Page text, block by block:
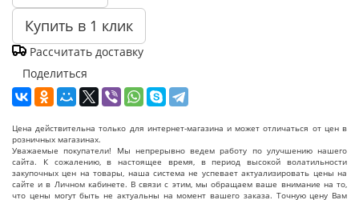
Купить в 1 клик
Рассчитать доставку
Поделиться
Цена действительна только для интернет-магазина и может отличаться от цен в
розничных магазинах.
Уважаемые покупатели! Мы непрерывно ведем работу по улучшению нашего
сайта. К сожалению, в настоящее время, в период высокой волатильности
закупочных цен на товары, наша система не успевает актуализировать цены на
сайте и в Личном кабинете. В связи с этим, мы обращаем ваше внимание на то,
что цены могут быть не актуальны на момент вашего заказа. Точную цену Вам